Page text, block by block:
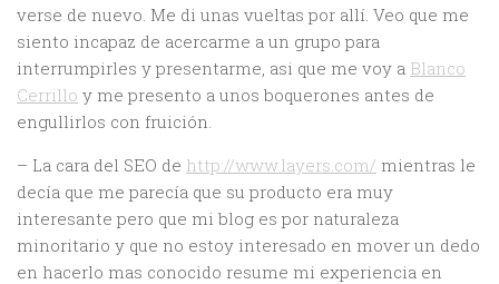
verse de nuevo. Me di unas vueltas por allí. Veo que me
siento incapaz de acercarme a un grupo para
interrumpirles y presentarme, asi que me voy a Blanco
Cerrillo y me presento a unos boquerones antes de
engullirlos con fruición.
– La cara del SEO de http://www.layers.com/ mientras le
decía que me parecía que su producto era muy
interesante pero que mi blog es por naturaleza
minoritario y que no estoy interesado en mover un dedo
en hacerlo mas conocido resume mi experiencia en